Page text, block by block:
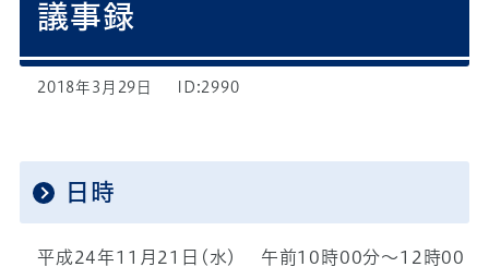
議事録
2018年3月29日 ID:2990
日時
平成24年11月21日(水) 午前10時00分～12時00